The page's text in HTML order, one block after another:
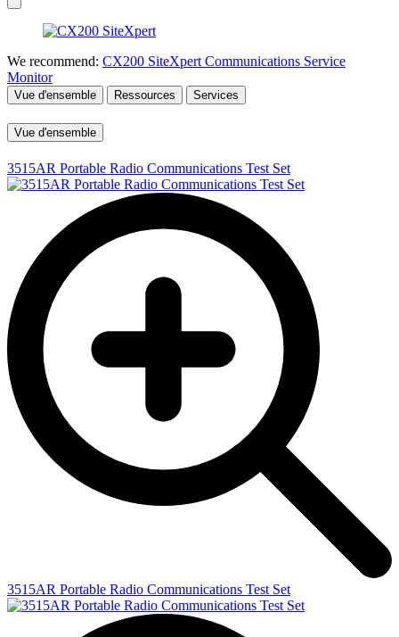
We recommend: CX200 SiteXpert Communications Service
Monitor
Vue d'ensemble Ressources Services
Vue d'ensemble
3515AR Portable Radio Communications Test Set
3515AR Portable Radio Communications Test Set